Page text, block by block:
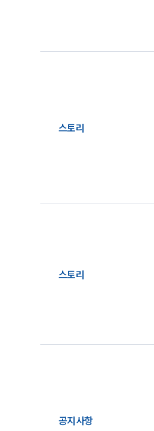
스토리
스토리
공지사항